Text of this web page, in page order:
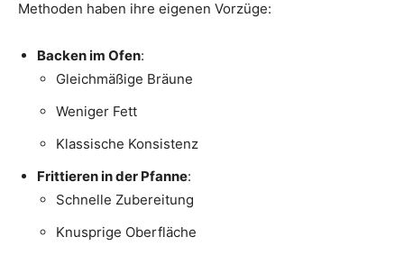
Methoden haben ihre eigenen Vorzüge:
Backen im Ofen:
Gleichmäßige Bräune
Weniger Fett
Klassische Konsistenz
Frittieren in der Pfanne:
Schnelle Zubereitung
Knusprige Oberfläche